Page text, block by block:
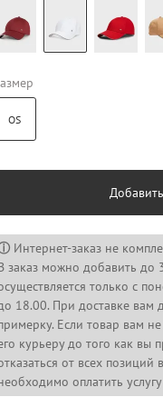
OS
Интернет-заказ не
заказ можно добавить до
только с
18.00. При доставке вам
Если товар вам
курьеру до того как вы
от всех позиций
оплатить